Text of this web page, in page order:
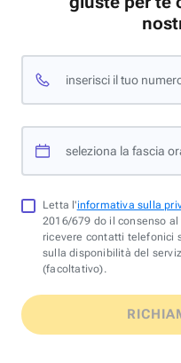
inserisci il tuo
seleziona la fascia
Letta l'informativa sulla
2016/679 do il consenso
ricevere contatti telefonici
sulla disponibilità del
(facoltativo).